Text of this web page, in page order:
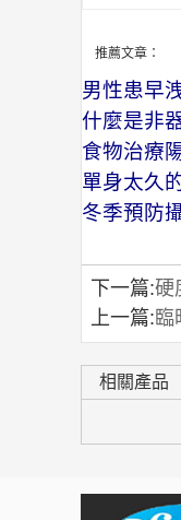
推薦文章：
男性患早
什麼是非
食物治療
單身太久
冬季預防
下一篇:硬
上一篇:臨
相關產品